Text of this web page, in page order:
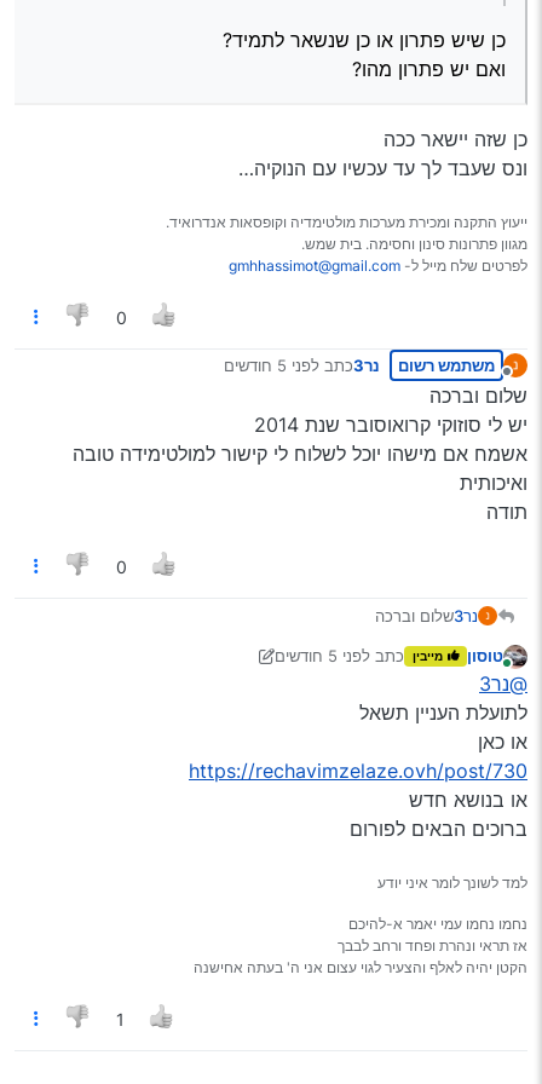
כן שיש פתרון או כן שנשאר לתמיד?
ואם יש פתרון מהו?
כן שזה יישאר ככה
ונס שעבד לך עד עכשיו עם הנוקיה…
ייעוץ התקנה ומכירת מערכות מולטימדיה וקופסאות אנדרואיד.
מגוון פתרונות סינון וחסימה. בית שמש.
לפרטים שלח מייל ל- gmhhassimot@gmail.com
0
מנותק
משתמש רשום נר3 כתב לפני 5 חודשים
נערך לאחרונה על ידי
שלום וברכה
יש לי סוזוקי קרואוסובר שנת 2014
אשמח אם מישהו יוכל לשלוח לי קישור למולטימידה טובה
ואיכותית
תודה
0
נר3 שלום וברכה
אשמח אם מישהו יוכל לשלוח לי קישור למולטימידה טובה ואיכותית
מחובר
טוסון מייבין כתב לפני 5 חודשים
נערך לאחרונה על ידי טוסון
@נר3
לתועלת העניין תשאל
או כאן
https://rechavimzelaze.ovh/post/730
או בנושא חדש
ברוכים הבאים לפורום
למד לשונך לומר איני יודע
נחמו נחמו עמי יאמר א-להיכם
אז תראי ונהרת ופחד ורחב לבבך
הקטן יהיה לאלף והצעיר לגוי עצום אני ה' בעתה אחישנה
1